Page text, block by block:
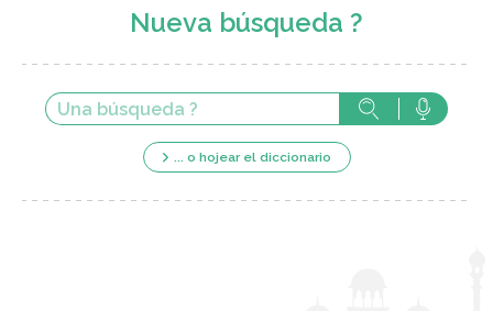
Nueva búsqueda ?
... o hojear el diccionario